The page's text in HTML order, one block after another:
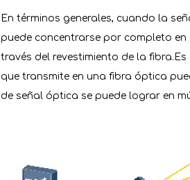
En términos generales, cuando la
puede concentrarse por completo
través del revestimiento de la
que transmite en una fibra óptica
de señal óptica se puede lograr en